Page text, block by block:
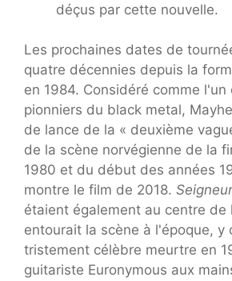
déçus par cette nouvelle.
Les prochaines dates de
quatre décennies depuis la
en 1984. Considéré comme
pionniers du black metal,
de lance de la « deuxième
de la scène norvégienne de la
1980 et du début des années
montre le film de 2018.
étaient également au centre de
entourait la scène à l'époque, y
tristement célèbre meurtre en
guitariste Euronymous aux